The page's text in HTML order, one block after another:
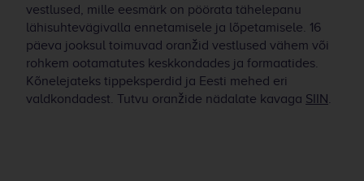
vestlused, mille eesmärk on pöörata tähelepanu
lähisuhtevägivalla ennetamisele ja lõpetamisele. 16
päeva jooksul toimuvad oranžid vestlused vähem või
rohkem ootamatutes keskkondades ja formaatides.
Kõnelejateks tippeksperdid ja Eesti mehed eri
valdkondadest. Tutvu oranžide nädalate kavaga SIIN.